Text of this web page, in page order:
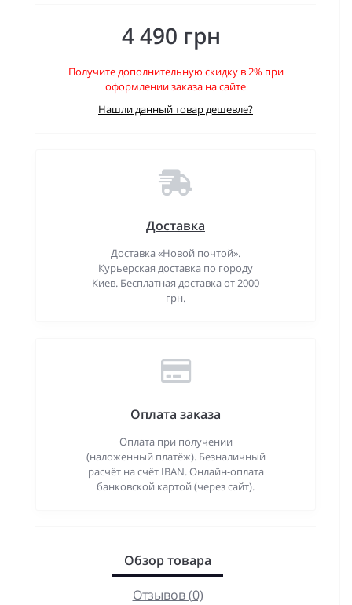
4 490 грн
Получите дополнительную скидку в 2% при
оформлении заказа на сайте
Нашли данный товар дешевле?
Доставка
Доставка «Новой почтой».
Курьерская доставка по городу
Киев. Бесплатная доставка от 2000
грн.
Оплата заказа
Оплата при получении
(наложенный платёж). Безналичный
расчёт на счёт IBAN. Онлайн-оплата
банковской картой (через сайт).
Обзор товара
Отзывов (0)